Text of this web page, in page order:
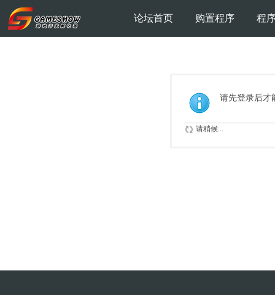
论坛首页 购置程序 程
请先登录后才
请稍候...